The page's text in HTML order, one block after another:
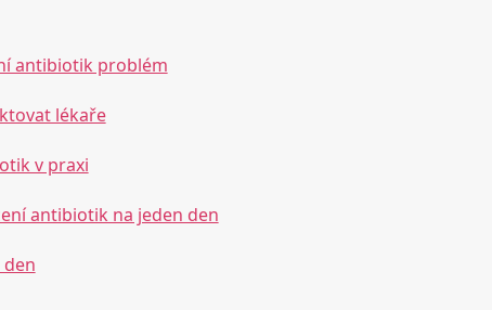
antibiotik problém
lékaře
v praxi
antibiotik na jeden den
den